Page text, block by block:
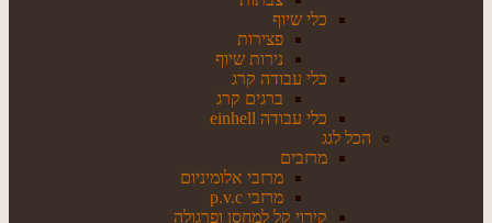
כלי שיוף
פצירות
נירות שיוף
כלי עבודה קרג
ברגים קרג
כלי עבודה einhell
הכל לגג
מרזבים
מרזבי אלומיניום
מרזבי p.v.c
קירוי קל למחסן ופרגולה